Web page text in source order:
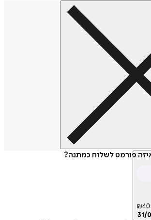
פורמט לשלוח כמתנה?
₪40
31/